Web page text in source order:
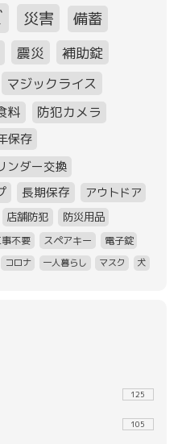
災害
備蓄
震災
補助錠
マジックライス
料
防犯カメラ
保存
ンダー交換
長期保存
アウトドア
店舗防犯 防災用品
事不要 スペアキー
電子錠
コロナ 一人暮らし マスク 犬
125
105